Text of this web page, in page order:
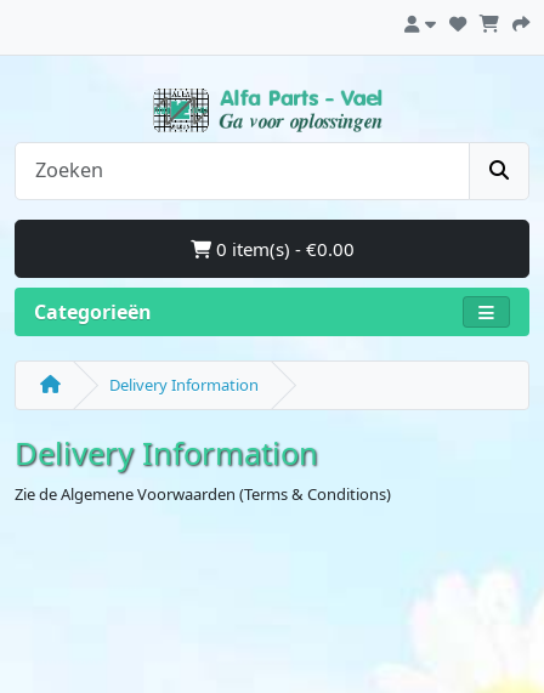
0 item(s) - €0.00
Categorieën
Delivery Information
Delivery Information
Zie de Algemene Voorwaarden (Terms & Conditions)